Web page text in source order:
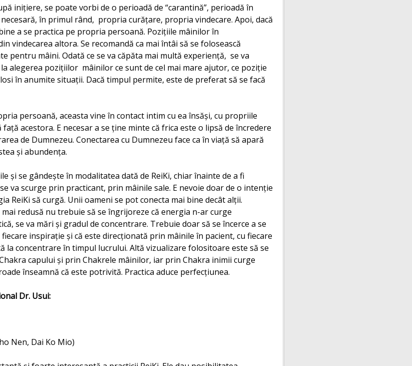
iniţiere, se poate vorbi de o perioadă de “carantină”, perioadă în
în primul rând, propria curăţare, propria vindecare. Apoi, dacă
a se practica pe propria persoană. Poziţiile mâinilor în
vindecarea altora. Se recomandă ca mai întâi să se folosească
pentru mâini. Odată ce se va căpăta mai multă experienţă, se va
alegerea poziţiilor mâinilor ce sunt de cel mai mare ajutor, ce poziţie
în anumite situaţii. Dacă timpul permite, este de preferat să se facă
persoană, aceasta vine în contact intim cu ea însăşi, cu propriile
acestora. E necesar a se ţine minte că frica este o lipsă de încredere
de Dumnezeu. Conectarea cu Dumnezeu face ca în viaţă să apară
şi abundenţa.
şi se gândeşte în modalitatea dată de ReiKi, chiar înainte de a fi
va scurge prin practicant, prin mâinile sale. E nevoie doar de o intenţie
ReiKi să curgă. Unii oameni se pot conecta mai bine decât alţii.
redusă nu trebuie să se îngrijoreze că energia n-ar curge
se va mări şi gradul de concentrare. Trebuie doar să se încerce a se
inspiraţie şi că este direcţionată prin mâinile în pacient, cu fiecare
la concentrare în timpul lucrului. Altă vizualizare folositoare este să se
capului şi prin Chakrele mâinilor, iar prin Chakra inimii curge
înseamnă că este potrivită. Practica aduce perfecţiunea.
Dr. Usui:
Nen, Dai Ko Mio)